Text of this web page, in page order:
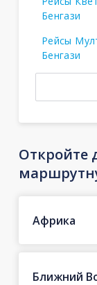
Бенгази
Рейсы
Бенгази
Откройте
Африка
Ближний